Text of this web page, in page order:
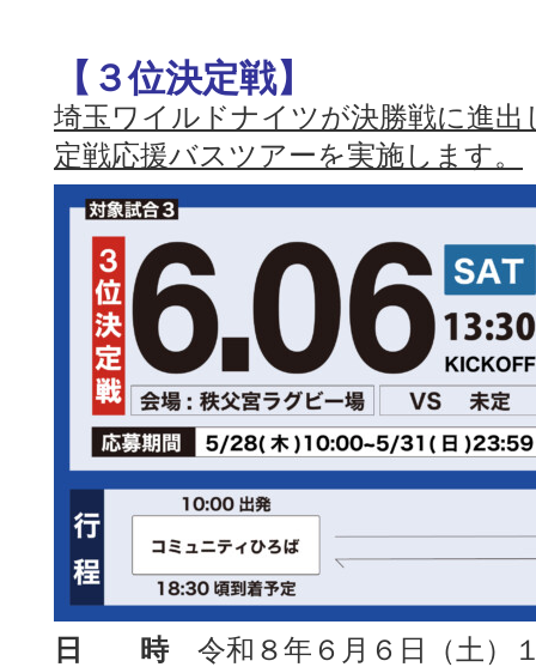
【３位決定戦】
埼玉ワイルドナイツが決勝戦に進
定戦応援バスツアーを実施します。
日 時令和８年６月６日（土）